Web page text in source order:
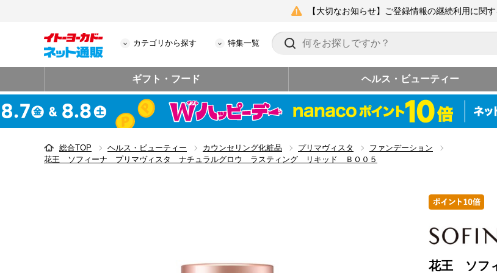
【大切なお知らせ】ご登録情報の継続利用に関
カテゴリから探す 特集一覧
ギフト・フード ヘルス・ビューティー
総合TOP ヘルス・ビューティー カウンセリング化粧品 プリマヴィスタ
ファンデーション
花王 ソフィーナ プリマヴィスタ ナチュラルグロウ ラスティング リキッド ＢＯ０５
花王 ソフ